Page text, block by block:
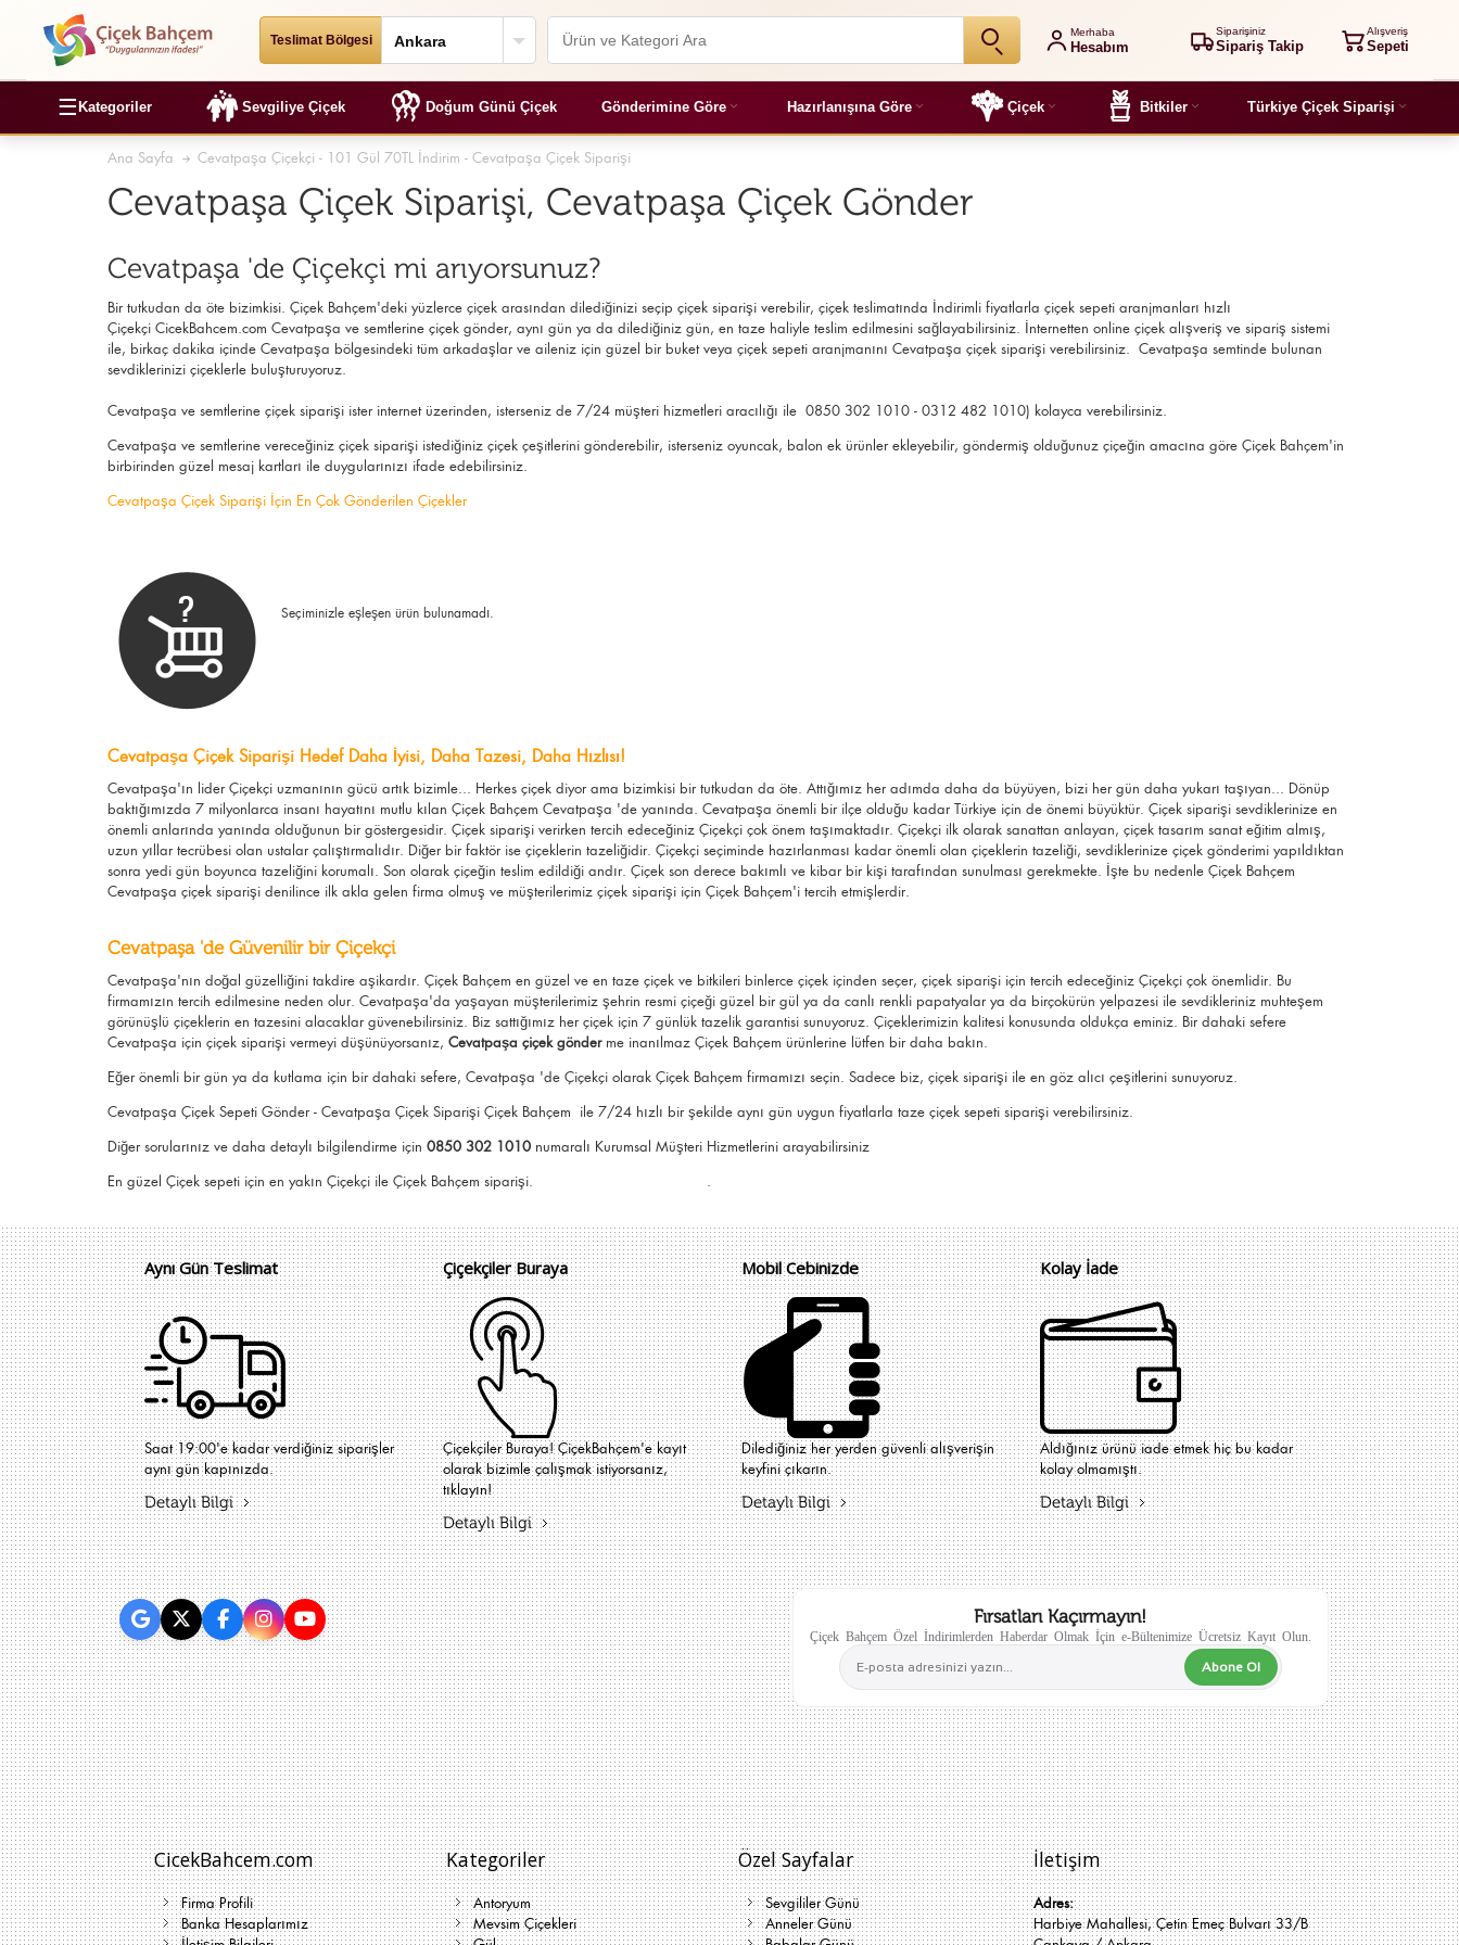
Teslimat Bölgesi
Merhaba
Hesabım
Siparişiniz
Sipariş Takip
Alışveriş
Sepeti
☰ Kategoriler Sevgiliye Çiçek Doğum Günü Çiçek Gönderimine Göre Hazırlanışına Göre Çiçek Bitkiler Türkiye Çiçek Siparişi
Ana Sayfa Cevatpaşa Çiçekçi - 101 Gül 70TL İndirim - Cevatpaşa Çiçek Siparişi
Cevatpaşa Çiçek Siparişi, Cevatpaşa Çiçek Gönder
Cevatpaşa 'de Çiçekçi mi arıyorsunuz?
Bir tutkudan da öte bizimkisi. Çiçek Bahçem'deki yüzlerce çiçek arasından dilediğinizi seçip çiçek siparişi verebilir, çiçek teslimatında İndirimli fiyatlarla çiçek sepeti aranjmanları hızlı
Çiçekçi CicekBahcem.com Cevatpaşa ve semtlerine çiçek gönder, aynı gün ya da dilediğiniz gün, en taze haliyle teslim edilmesini sağlayabilirsiniz. İnternetten online çiçek alışveriş ve sipariş sistemi
ile, birkaç dakika içinde Cevatpaşa bölgesindeki tüm arkadaşlar ve aileniz için güzel bir buket veya çiçek sepeti aranjmanını Cevatpaşa çiçek siparişi verebilirsiniz. Cevatpaşa semtinde bulunan
sevdiklerinizi çiçeklerle buluşturuyoruz.
Cevatpaşa ve semtlerine çiçek siparişi ister internet üzerinden, isterseniz de 7/24 müşteri hizmetleri aracılığı ile 0850 302 1010 - 0312 482 1010) kolayca verebilirsiniz.
Cevatpaşa ve semtlerine vereceğiniz çiçek siparişi istediğiniz çiçek çeşitlerini gönderebilir, isterseniz oyuncak, balon ek ürünler ekleyebilir, göndermiş olduğunuz çiçeğin amacına göre Çiçek Bahçem'in
birbirinden güzel mesaj kartları ile duygularınızı ifade edebilirsiniz.
Cevatpaşa Çiçek Siparişi İçin En Çok Gönderilen Çiçekler
Seçiminizle eşleşen ürün bulunamadı.
Cevatpaşa Çiçek Siparişi Hedef Daha İyisi, Daha Tazesi, Daha Hızlısı!
Cevatpaşa'ın lider Çiçekçi uzmanının gücü artık bizimle... Herkes çiçek diyor ama bizimkisi bir tutkudan da öte. Attığımız her adımda daha da büyüyen, bizi her gün daha yukarı taşıyan... Dönüp
baktığımızda 7 milyonlarca insanı hayatını mutlu kılan Çiçek Bahçem Cevatpaşa 'de yanında. Cevatpaşa önemli bir ilçe olduğu kadar Türkiye için de önemi büyüktür. Çiçek siparişi sevdiklerinize en
önemli anlarında yanında olduğunun bir göstergesidir. Çiçek siparişi verirken tercih edeceğiniz Çiçekçi çok önem taşımaktadır. Çiçekçi ilk olarak sanattan anlayan, çiçek tasarım sanat eğitim almış,
uzun yıllar tecrübesi olan ustalar çalıştırmalıdır. Diğer bir faktör ise çiçeklerin tazeliğidir. Çiçekçi seçiminde hazırlanması kadar önemli olan çiçeklerin tazeliği, sevdiklerinize çiçek gönderimi yapıldıktan
sonra yedi gün boyunca tazeliğini korumalı. Son olarak çiçeğin teslim edildiği andır. Çiçek son derece bakımlı ve kibar bir kişi tarafından sunulması gerekmekte. İşte bu nedenle Çiçek Bahçem
Cevatpaşa çiçek siparişi denilince ilk akla gelen firma olmuş ve müşterilerimiz çiçek siparişi için Çiçek Bahçem'i tercih etmişlerdir.
Cevatpaşa 'de Güvenilir bir Çiçekçi
Cevatpaşa'nın doğal güzelliğini takdire aşikardır. Çiçek Bahçem en güzel ve en taze çiçek ve bitkileri binlerce çiçek içinden seçer, çiçek siparişi için tercih edeceğiniz Çiçekçi çok önemlidir. Bu
firmamızın tercih edilmesine neden olur. Cevatpaşa'da yaşayan müşterilerimiz şehrin resmi çiçeği güzel bir gül ya da canlı renkli papatyalar ya da birçokürün yelpazesi ile sevdikleriniz muhteşem
görünüşlü çiçeklerin en tazesini alacaklar güvenebilirsiniz. Biz sattığımız her çiçek için 7 günlük tazelik garantisi sunuyoruz. Çiçeklerimizin kalitesi konusunda oldukça eminiz. Bir dahaki sefere
Cevatpaşa için çiçek siparişi vermeyi düşünüyorsanız, Cevatpaşa çiçek gönderme inanılmaz Çiçek Bahçem ürünlerine lütfen bir daha bakın.
Eğer önemli bir gün ya da kutlama için bir dahaki sefere, Cevatpaşa 'de Çiçekçi olarak Çiçek Bahçem firmamızı seçin. Sadece biz, çiçek siparişi ile en göz alıcı çeşitlerini sunuyoruz.
Cevatpaşa Çiçek Sepeti Gönder - Cevatpaşa Çiçek Siparişi Çiçek Bahçem ile 7/24 hızlı bir şekilde aynı gün uygun fiyatlarla taze çiçek sepeti siparişi verebilirsiniz.
Diğer sorularınız ve daha detaylı bilgilendirme için 0850 302 1010 numaralı Kurumsal Müşteri Hizmetlerini arayabilirsiniz
En güzel Çiçek sepeti için en yakın Çiçekçi ile Çiçek Bahçem siparişi. .
Aynı Gün Teslimat
Saat 19:00'e kadar verdiğiniz siparişler
aynı gün kapınızda.
Detaylı Bilgi
Çiçekçiler Buraya
Çiçekçiler Buraya! ÇiçekBahçem'e kayıt
olarak bizimle çalışmak istiyorsanız,
tıklayın!
Detaylı Bilgi
Mobil Cebinizde
Dilediğiniz her yerden güvenli alışverişin
keyfini çıkarın.
Detaylı Bilgi
Kolay İade
Aldığınız ürünü iade etmek hiç bu kadar
kolay olmamıştı.
Detaylı Bilgi
Fırsatları Kaçırmayın!
Çiçek Bahçem Özel İndirimlerden Haberdar Olmak İçin e-Bültenimize Ücretsiz Kayıt Olun.
Abone Ol
CicekBahcem.com
Firma Profili
Banka Hesaplarımız
Kategoriler
Antoryum
Mevsim Çiçekleri
Özel Sayfalar
Sevgililer Günü
Anneler Günü
İletişim
Adres:
Harbiye Mahallesi, Çetin Emeç Bulvarı 33/B